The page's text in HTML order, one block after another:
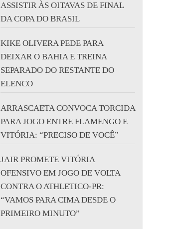
ASSISTIR ÀS OITAVAS DE FINAL
DA COPA DO BRASIL
KIKE OLIVERA PEDE PARA
DEIXAR O BAHIA E TREINA
SEPARADO DO RESTANTE DO
ELENCO
ARRASCAETA CONVOCA TORCIDA
PARA JOGO ENTRE FLAMENGO E
VITÓRIA: “PRECISO DE VOCÊ”
JAIR PROMETE VITÓRIA
OFENSIVO EM JOGO DE VOLTA
CONTRA O ATHLETICO-PR:
“VAMOS PARA CIMA DESDE O
PRIMEIRO MINUTO”